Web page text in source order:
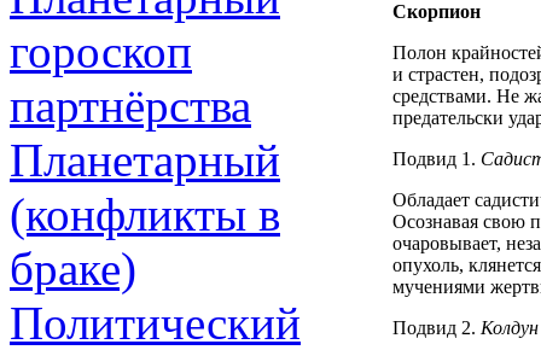
гороскоп
партнёрства
Планетарный
(конфликты в
браке)
Политический
Скорпион
Полон
и страстен,
средствами. Не
предательски
Подвид 1.
Обладает
Осознавая свою
очаровывает,
опухоль,
мучениями
Подвид 2. Колдун